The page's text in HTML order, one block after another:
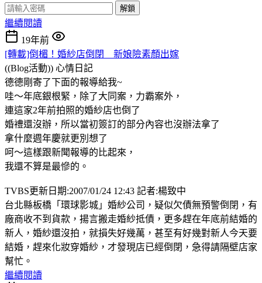
解鎖
繼續閱讀
19年前
[轉載]倒楣！婚紗店倒閉 新娘險素顏出嫁
((Blog活動)) 心情日記
德德剛寄了下面的報導給我~
哇～年底銀根緊，除了大同案，力霸案外，
連這家2年前拍照的婚紗店也倒了
婚禮還沒辦，所以當初簽訂的部分內容也沒辦法拿了
拿什麼週年慶就更別想了
呵～這樣跟新聞報導的比起來，
我還不算是最慘的。
TVBS更新日期:2007/01/24 12:43 記者:楊致中
台北縣板橋「環球影城」婚紗公司，疑似欠債無預警倒閉，有
廠商收不到貨款，揚言搬走婚紗抵債，更多趕在年底前結婚的
新人，婚紗還沒拍，就損失好幾萬，甚至有好幾對新人今天要
結婚，趕來化妝穿婚紗，才發現店已經倒閉，急得請隔壁店家
幫忙。
繼續閱讀